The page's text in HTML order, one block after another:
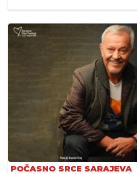
POČASNO SRCE SARAJEVA